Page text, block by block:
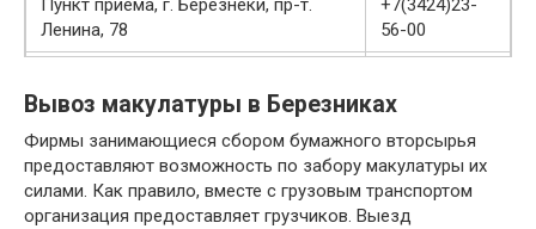
Пункт приема, г. Березнеки, пр-т.
Ленина, 78
+7(3424)23-
56-00
Березниковская, 109
16-71
ИП Блохин, г. Березнеки, ул.
Березниковская, 122
+7(963)872-
06-93
Вывоз макулатуры в Березниках
Фирмы занимающиеся сбором бумажного вторсырья
предоставляют возможность по забору макулатуры их
силами. Как правило, вместе с грузовым транспортом
организация предоставляет грузчиков. Выезд